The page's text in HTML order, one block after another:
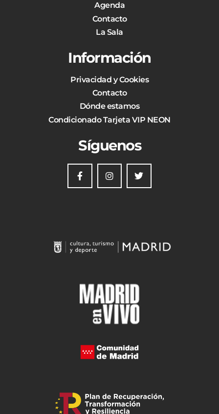
Agenda
Contacto
La Sala
Información
Privacidad y Cookies
Contacto
Dónde estamos
Condicionado Tarjeta VIP NEON
Síguenos